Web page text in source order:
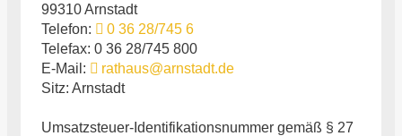
99310 Arnstadt
Telefon:
0 36 28/745 6
Telefax: 0 36 28/745 800
E-Mail:
rathaus@arnstadt.de
Sitz: Arnstadt
Umsatzsteuer-Identifikationsnummer gemäß § 27